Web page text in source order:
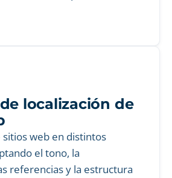
localización de
sitios web en distintos
el tono, la
referencias y la estructura